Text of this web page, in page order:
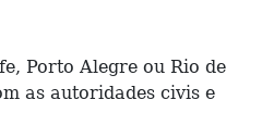
Porto Alegre ou Rio de
as autoridades civis e